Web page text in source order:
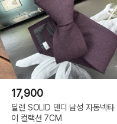
17,900
딜런 SOLID 덴디 남성 자동넥타
이 컬랙션 7CM